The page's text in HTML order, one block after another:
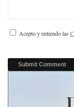
Acepto y entiendo las